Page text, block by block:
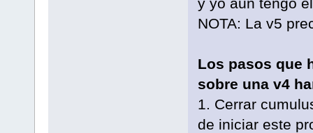
NOTA: La v5
Los pasos que
sobre una v4
1. Cerrar
de iniciar este